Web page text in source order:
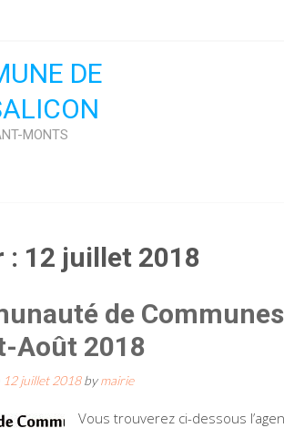
DE
MONTS
: 12 juillet 2018
de
Août 2018
12 juillet 2018bymairie
Vous trouverez ci-dessous